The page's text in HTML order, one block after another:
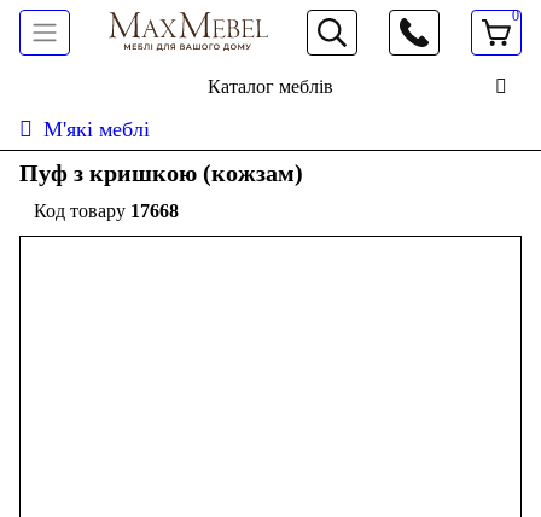
066 472 19 61
0
Каталог меблів
М'які меблі
Пуф з кришкою (кожзам)
17668